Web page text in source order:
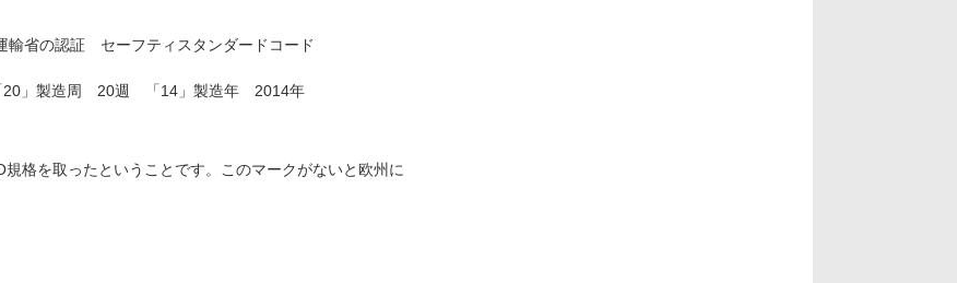
輸省の認証 セーフティスタンダードコード
」製造周 20週 「14」製造年 2014年
格を取ったということです。このマークがないと欧州に